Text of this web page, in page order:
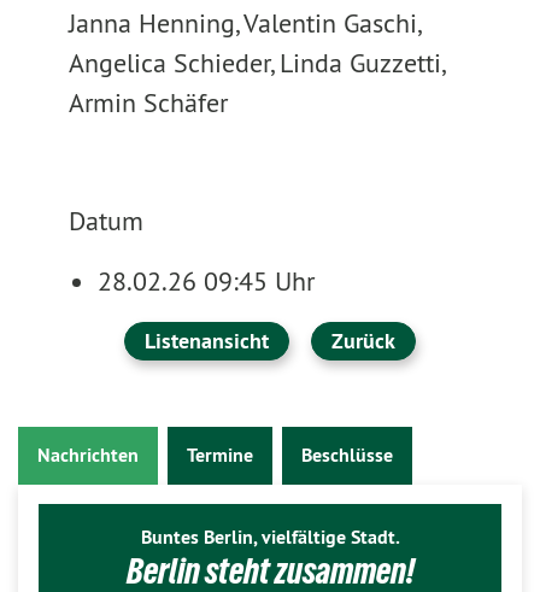
Janna Henning, Valentin Gaschi,
Angelica Schieder, Linda Guzzetti,
Armin Schäfer
Datum
28.02.26 09:45 Uhr
Listenansicht Zurück
Nachrichten Termine Beschlüsse
Buntes Berlin, vielfältige Stadt.
Berlin steht zusammen!